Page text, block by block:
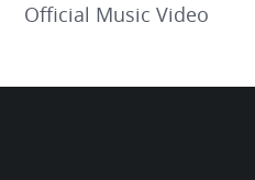
Official Music Video